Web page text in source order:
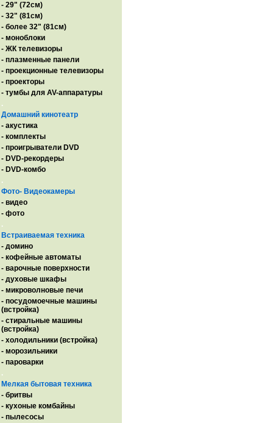
- 29" (72см)
- 32" (81см)
- более 32" (81см)
- моноблоки
- ЖК телевизоры
- плазменные панели
- проекционные телевизоры
- проекторы
- тумбы для AV-аппаратуры
.
Домашний кинотеатр
- акустика
- комплекты
- проигрыватели DVD
- DVD-рекордеры
- DVD-комбо
.
Фото- Видеокамеры
- видео
- фото
.
Встраиваемая техника
- домино
- кофейные автоматы
- варочные поверхности
- духовые шкафы
- микроволновые печи
- посудомоечные машины
(встройка)
- стиральные машины
(встройка)
- холодильники (встройка)
- морозильники
- пароварки
.
Мелкая бытовая техника
- бритвы
- кухоные комбайны
- пылесосы